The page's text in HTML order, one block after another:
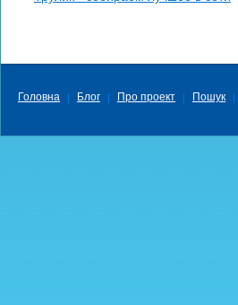
Головна Блог Про проект Пошук